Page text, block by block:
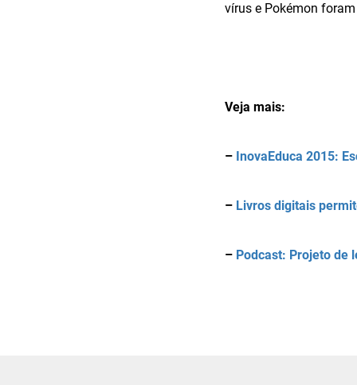
vírus e Pokémon
Veja mais:
– InovaEduca 2015:
– Livros digitais
– Podcast: Projeto de